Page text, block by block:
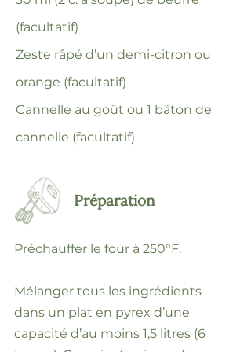
(facultatif)
Zeste râpé d’un demi-citron ou
orange (facultatif)
Cannelle au goût ou 1 bâton de
cannelle (facultatif)
Préparation
Préchauffer le four à 250°F.
Mélanger tous les ingrédients
dans un plat en pyrex d’une
capacité d’au moins 1,5 litres (6